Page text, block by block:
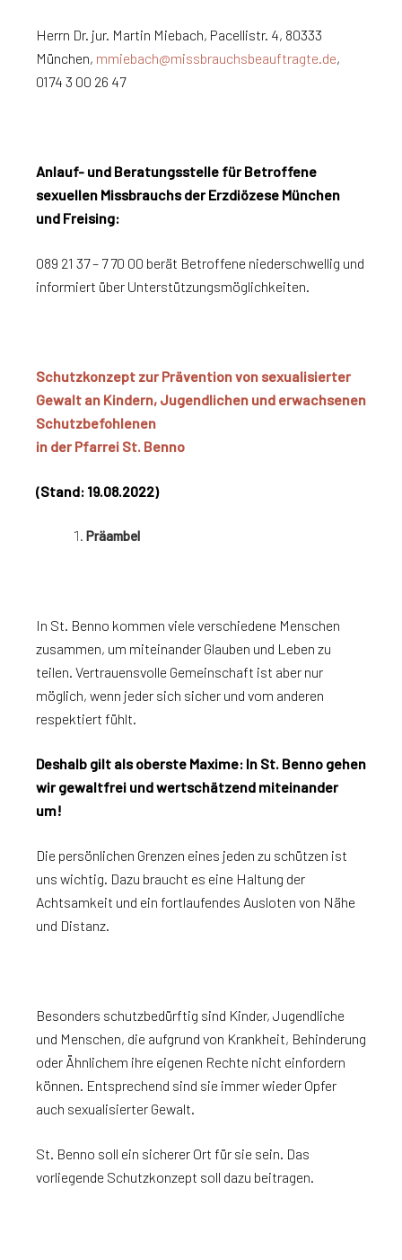
Herrn Dr. jur. Martin Miebach, Pacellistr. 4, 80333
München, mmiebach@missbrauchsbeauftragte.de,
0174 3 00 26 47
Anlauf- und Beratungsstelle für Betroffene
sexuellen Missbrauchs der Erzdiözese München
und Freising:
089 21 37 – 7 70 00 berät Betroffene niederschwellig und
informiert über Unterstützungsmöglichkeiten.
Schutzkonzept zur Prävention von sexualisierter
Gewalt an Kindern, Jugendlichen und erwachsenen
Schutzbefohlenen
in der Pfarrei St. Benno
(Stand: 19.08.2022)
Präambel
In St. Benno kommen viele verschiedene Menschen
zusammen, um miteinander Glauben und Leben zu
teilen. Vertrauensvolle Gemeinschaft ist aber nur
möglich, wenn jeder sich sicher und vom anderen
respektiert fühlt.
Deshalb gilt als oberste Maxime: In St. Benno gehen
wir gewaltfrei und wertschätzend miteinander
um!
Die persönlichen Grenzen eines jeden zu schützen ist
uns wichtig. Dazu braucht es eine Haltung der
Achtsamkeit und ein fortlaufendes Ausloten von Nähe
und Distanz.
Besonders schutzbedürftig sind Kinder, Jugendliche
und Menschen, die aufgrund von Krankheit, Behinderung
oder Ähnlichem ihre eigenen Rechte nicht einfordern
können. Entsprechend sind sie immer wieder Opfer
auch sexualisierter Gewalt.
St. Benno soll ein sicherer Ort für sie sein. Das
vorliegende Schutzkonzept soll dazu beitragen.